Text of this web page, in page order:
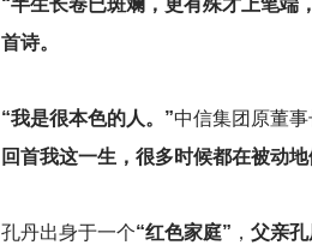
首诗。
“我是很本色的人。”中信集团原董
回首我这一生，很多时候都在被动
孔丹出身于一个“红色家庭” ， 父亲孔